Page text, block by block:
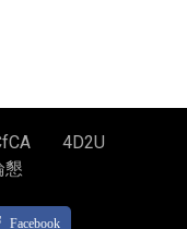
4D2U
懇